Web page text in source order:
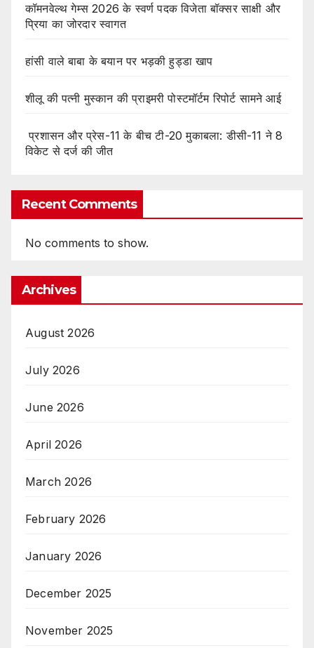
कॉमनवेल्थ गेम्स 2026 के स्वर्ण पदक विजेता बॉक्सर साक्षी और
प्रिया का जोरदार स्वागत
हांसी वाले बाबा के बयान पर भड़की हुड्डा खाप
शीलू की पत्नी मुस्कान की प्राइमरी पोस्टमॉर्टम रिपोर्ट सामने आई
प्रशासन और प्रेस-11 के बीच टी-20 मुकाबला: डीसी-11 ने 8
विकेट से दर्ज की जीत
Recent Comments
No comments to show.
Archives
August 2026
July 2026
June 2026
April 2026
March 2026
February 2026
January 2026
December 2025
November 2025